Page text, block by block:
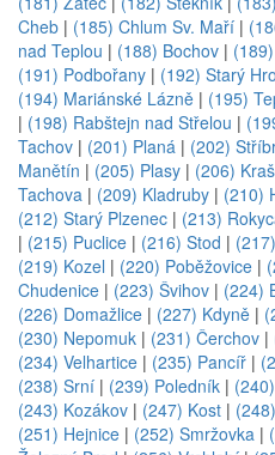
Cheb | (185) Chlum Sv. Maří |
nad Teplou | (188) Bochov |
(191) Podbořany | (192) Starý
(194) Mariánské Lázně | (195)
| (198) Rabštejn nad Střelou |
Tachov | (201) Planá | (202)
Manětín | (205) Plasy | (206)
Tachova | (209) Kladruby | (210)
(212) Starý Plzenec | (213)
| (215) Puclice | (216) Stod |
(219) Kozel | (220) Poběžovice |
Chudenice | (223) Švihov | (224)
(226) Domažlice | (227) Kdyně |
(230) Nepomuk | (231) Čerchov |
(234) Velhartice | (235) Pancíř |
(238) Srní | (239) Poledník |
(243) Kozákov | (247) Kost |
(251) Hejnice | (252) Smržovka |